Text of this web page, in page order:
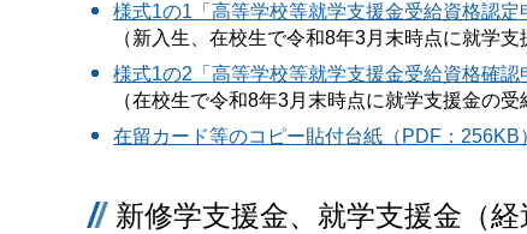
様式1の1「高等学校等就学支援金受給資格認定
（新入生、在校生で令和8年3月末時点に就学
様式1の2「高等学校等就学支援金受給資格確認
（在校生で令和8年3月末時点に就学支援金の
在留カード等のコピー貼付台紙（PDF：256KB
新修学支援金、就学支援金（